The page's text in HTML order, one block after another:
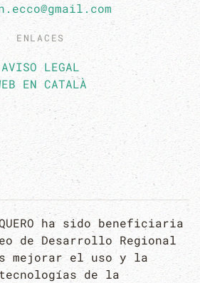
ENLACES
AVISO LEGAL
EN CATALÀ
ha sido beneficiaria
de Desarrollo Regional
mejorar el uso y la
de la